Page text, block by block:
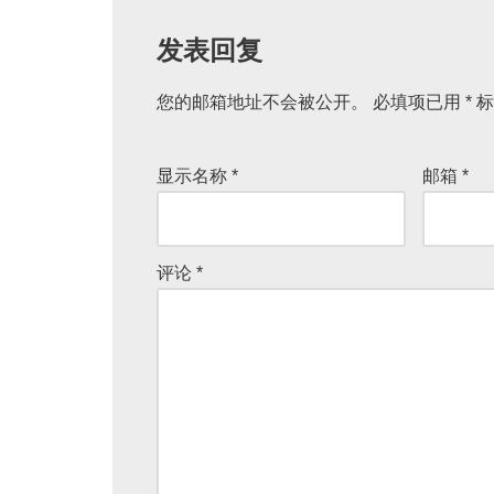
发表回复
您的邮箱地址不会被公开。 必填项已用 *
显示名称 * 邮箱*
评论 *
A
r
a
ti